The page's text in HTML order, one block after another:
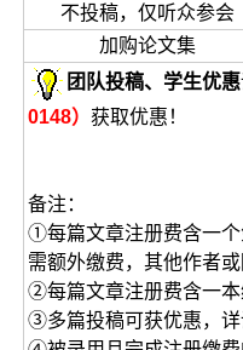
不投稿，仅听众参会
加购论文集
团队投稿、学生优惠
0148）获取优惠！
备注：
①每篇文章注册费含一
需额外缴费，其他作者
②每篇文章注册费含一本
③多篇投稿可获优惠，详